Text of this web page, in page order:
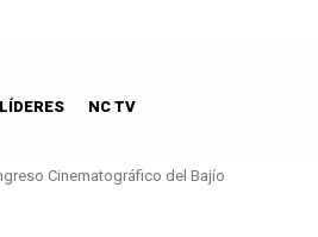
LÍDERES NC TV
Cinematográfico del Bajío